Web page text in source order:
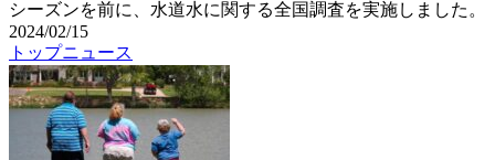
シーズンを前に、水道水に関する全国調査を実施しました。
2024/02/15
トップニュース